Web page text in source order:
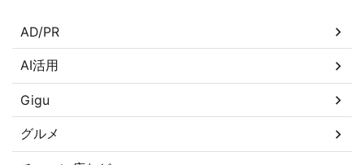
AD/PR
AI活用
Gigu
グルメ